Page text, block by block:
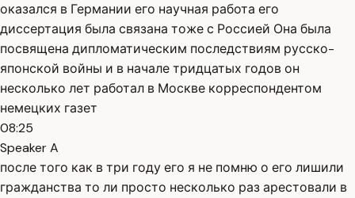
оказался в Германии его научная работа его
диссертация была связана тоже с Россией Она была
посвящена дипломатическим последствиям русско-
японской войны и в начале тридцатых годов он
несколько лет работал в Москве корреспондентом
немецких газет
08:25
Speaker A
после того как в три году его я не помню о его лишили
гражданства то ли просто несколько раз арестовали в